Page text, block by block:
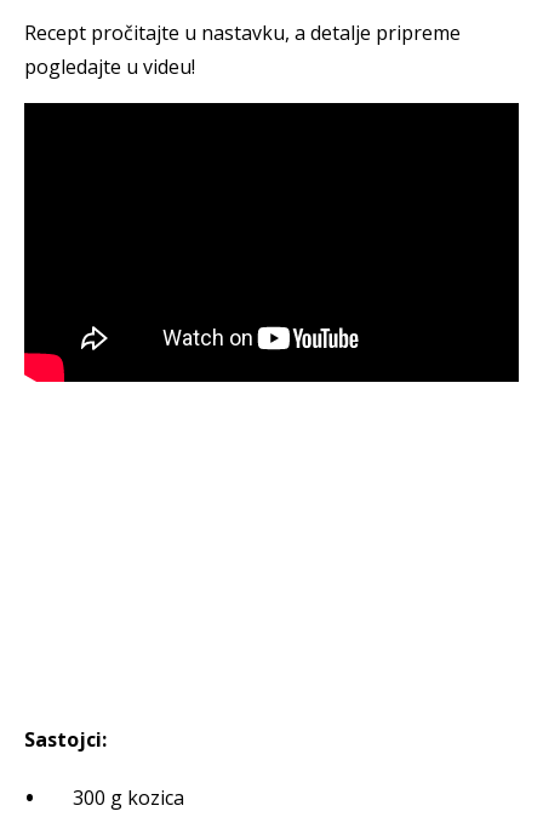
Recept pročitajte u nastavku, a detalje pripreme
pogledajte u videu!
Sastojci:
300 g kozica